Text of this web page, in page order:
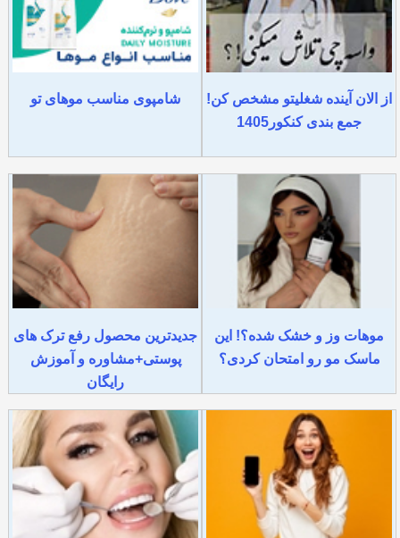
از الان آینده شغلیتو مشخص کن!
جمع بندی کنکور1405
شامپوی مناسب موهای تو
موهات وز و خشک شده؟! این
ماسک مو رو امتحان کردی؟
جدیدترین محصول رفع ترک های
پوستی+مشاوره و آموزش
رایگان